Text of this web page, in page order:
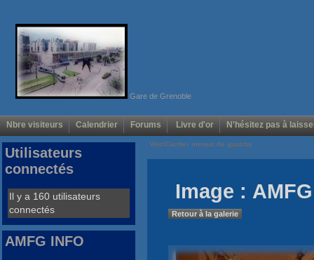
Gare de Grenoble
Nbre visiteurs Calendrier Forums Livre d'or N'hésitez pas à
Voir/Cacher menus de gauche
Image :
Retour à la galerie
Utilisateurs
connectés
Il y a 160 utilisateurs
connectés
AMFG INFO